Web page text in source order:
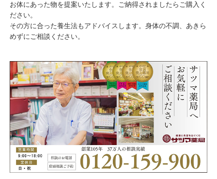
お体にあった物を提案いたします。ご納得されましたらご購入く
ださい。
その方に合った養生法もアドバイスします。身体の不調、あきら
めずにご相談ください。